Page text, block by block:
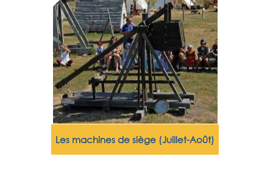
Les machines de siège (Juillet-Août)